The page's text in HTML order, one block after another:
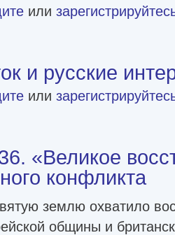
Византия, Славяне
или
и русские
и русские интересы [СИ]
или
«Великое
конфликта
землю охватило
общины и